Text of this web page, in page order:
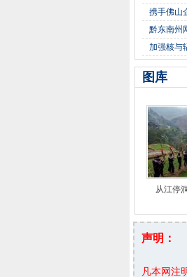
携手佛山
黔东南州
加强核与
图库
从江停
声明：
凡本网注